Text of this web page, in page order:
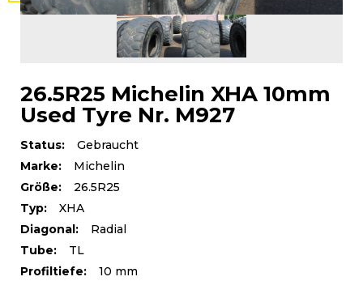
26.5R25 Michelin XHA 10mm
Used Tyre Nr. M927
Status:
Gebraucht
Marke:
Michelin
Größe:
26.5R25
Typ:
XHA
Diagonal:
Radial
Tube:
TL
Profiltiefe:
10 mm